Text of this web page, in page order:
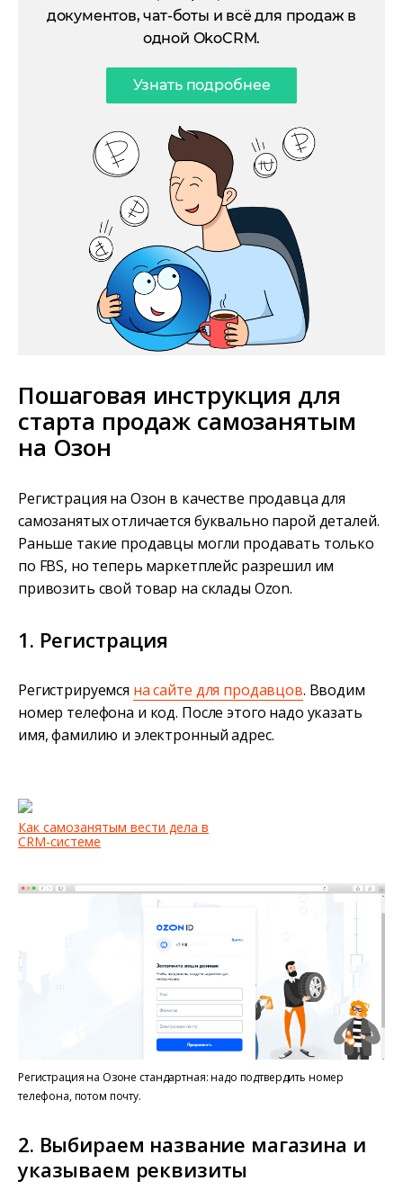
документов, чат-боты и всё для продаж в
одной OkoCRM.
Узнать подробнее
Пошаговая инструкция для
старта продаж самозанятым
на Озон
Регистрация на Озон в качестве продавца для
самозанятых отличается буквально парой деталей.
Раньше такие продавцы могли продавать только
по FBS, но теперь маркетплейс разрешил им
привозить свой товар на склады Ozon.
1. Регистрация
Регистрируемся на сайте для продавцов. Вводим
номер телефона и код. После этого надо указать
имя, фамилию и электронный адрес.
Как самозанятым вести дела в
CRM-системе
Регистрация на Озоне стандартная: надо подтвердить номер
телефона, потом почту.
2. Выбираем название магазина и
указываем реквизиты